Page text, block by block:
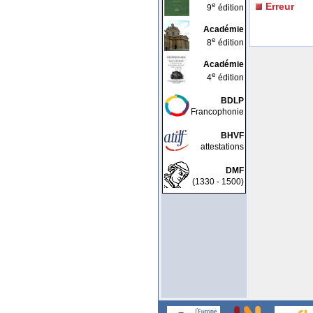
9e édition
Académie
8e édition
Académie
4e édition
BDLP
Francophonie
BHVF
attestations
DMF
(1330 - 1500)
Erreur